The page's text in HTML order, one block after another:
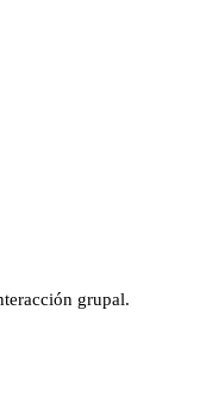
grupal.